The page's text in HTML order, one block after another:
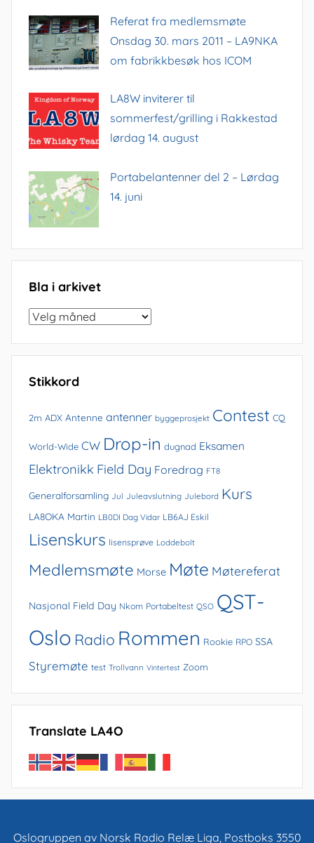
Referat fra medlemsmøte
Onsdag 30. mars 2011 – LA9NKA
om fabrikkbesøk hos ICOM
LA8W inviterer til
sommerfest/grilling i Rakkestad
lørdag 14. august
Portabelantenner del 2 – Lørdag
14. juni
Bla i arkivet
Bla
arkivet
Stikkord
2m ADX Antenne antenner byggeprosjekt Contest CQ
World-Wide CW Drop-in dugnad Eksamen
Elektronikk Field Day Foredrag FT8
Generalforsamling Jul Juleavslutning Julebord Kurs
LA8OKA Martin LB0DI Dag Vidar LB6AJ Eskil
Lisenskurs lisensprøve Loddebolt
Medlemsmøte Morse Møte Møtereferat
Nasjonal Field Day Nkom Portabeltest QSO QST-
Oslo Radio Rommen Rookie RPO SSA
Styremøte test Trollvann Vintertest Zoom
Translate LA4O
Oslogruppen av Norsk Radio Relæ Liga, Postboks 3550